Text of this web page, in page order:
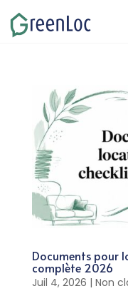
Documents pour
complète 2026
Juil 4, 2026 | Non